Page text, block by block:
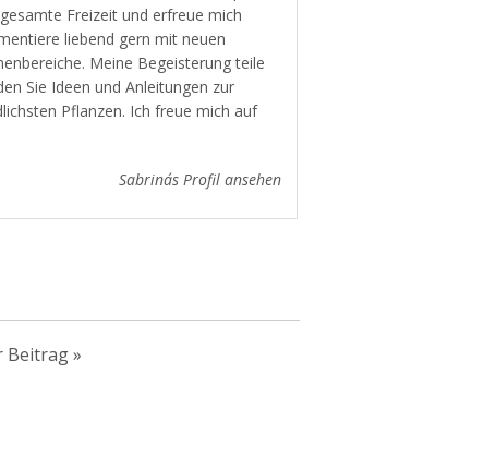
Freizeit und erfreue mich
liebend gern mit neuen
Meine Begeisterung teile
Sie Ideen und Anleitungen zur
Pflanzen. Ich freue mich auf
Sabrina´s Profil ansehen
Beitrag»